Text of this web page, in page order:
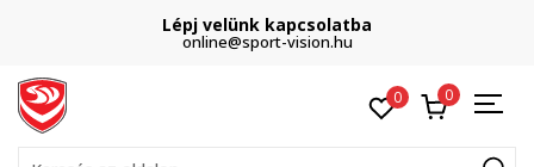
Lépj velünk kapcsolatba
online@sport-vision.hu
0 0